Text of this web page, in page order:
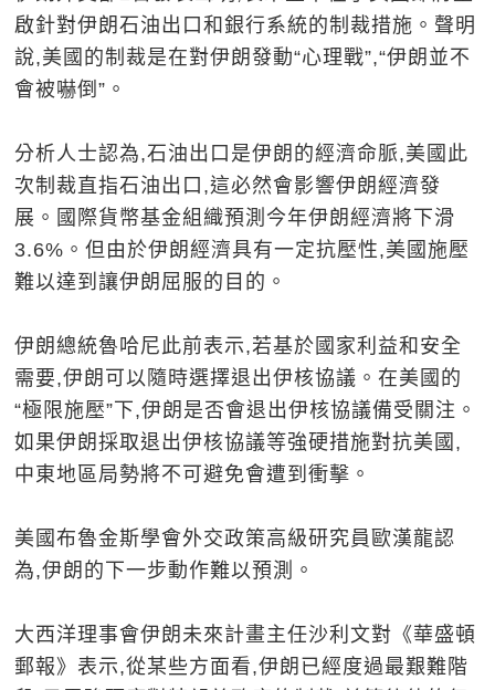
啟針對伊朗石油出口和銀行系統的制裁措施。聲明
說,美國的制裁是在對伊朗發動“心理戰”,“伊朗並不
會被嚇倒”。
分析人士認為,石油出口是伊朗的經濟命脈,美國此
次制裁直指石油出口,這必然會影響伊朗經濟發
展。國際貨幣基金組織預測今年伊朗經濟將下滑
3.6%。但由於伊朗經濟具有一定抗壓性,美國施壓
難以達到讓伊朗屈服的目的。
伊朗總統魯哈尼此前表示,若基於國家利益和安全
需要,伊朗可以隨時選擇退出伊核協議。在美國的
“極限施壓”下,伊朗是否會退出伊核協議備受關注。
如果伊朗採取退出伊核協議等強硬措施對抗美國,
中東地區局勢將不可避免會遭到衝擊。
美國布魯金斯學會外交政策高級研究員歐漢龍認
為,伊朗的下一步動作難以預測。
大西洋理事會伊朗未來計畫主任沙利文對《華盛頓
郵報》表示,從某些方面看,伊朗已經度過最艱難階